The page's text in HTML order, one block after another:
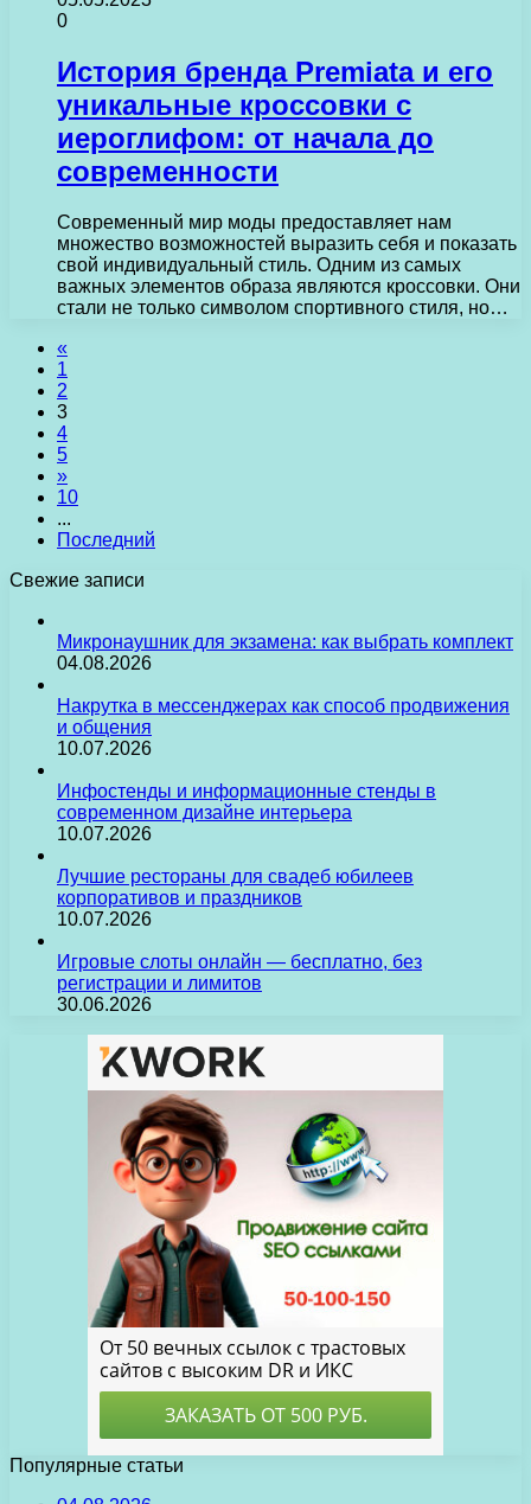
0
История бренда Premiata и его
уникальные кроссовки с
иероглифом: от начала до
современности
Современный мир моды предоставляет нам
множество возможностей выразить себя и показать
свой индивидуальный стиль. Одним из самых
важных элементов образа являются кроссовки. Они
стали не только символом спортивного стиля, но…
«
1
2
3
4
5
»
10
...
Последний
Свежие записи
Микронаушник для экзамена: как выбрать комплект
04.08.2026
Накрутка в мессенджерах как способ продвижения
и общения
10.07.2026
Инфостенды и информационные стенды в
современном дизайне интерьера
10.07.2026
Лучшие рестораны для свадеб юбилеев
корпоративов и праздников
10.07.2026
Игровые слоты онлайн — бесплатно, без
регистрации и лимитов
30.06.2026
Популярные статьи